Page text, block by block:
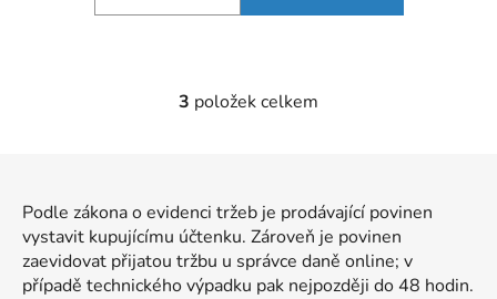
O
d
a
c
í
3 položek celkem
Podle zákona o evidenci tržeb je prodávající povinen
vystavit kupujícímu účtenku. Zároveň je povinen
zaevidovat přijatou tržbu u správce daně online; v
případě technického výpadku pak nejpozději do 48 hodin.